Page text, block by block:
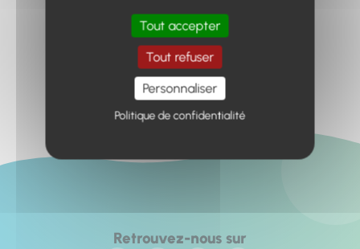
Retour à l'accueil
Retrouvez-nous sur
Tout accepter
Tout refuser
Personnaliser
Politique de confidentialité